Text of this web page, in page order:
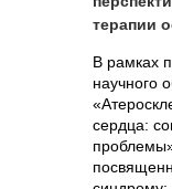
терапии
В рамках
научного
сердца: